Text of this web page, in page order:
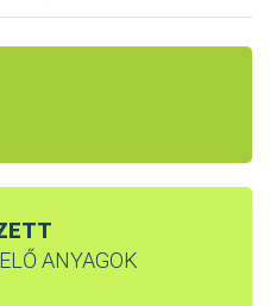
ANYAGOK